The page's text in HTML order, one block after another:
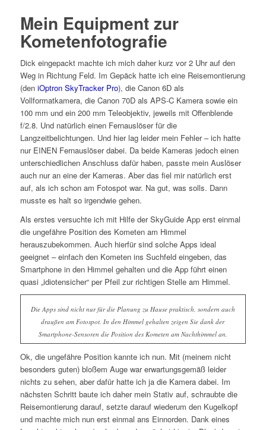
Mein Equipment zur
Kometenfotografie
Dick eingepackt machte ich mich daher kurz vor 2 Uhr auf den
Weg in Richtung Feld. Im Gepäck hatte ich eine Reisemontierung
(den iOptron SkyTracker Pro), die Canon 6D als
Vollformatkamera, die Canon 70D als APS-C Kamera sowie ein
100 mm und ein 200 mm Teleobjektiv, jeweils mit Offenblende
f/2.8. Und natürlich einen Fernauslöser für die
Langzeitbelichtungen. Und hier lag leider mein Fehler – ich hatte
nur EINEN Fernauslöser dabei. Da beide Kameras jedoch einen
unterschiedlichen Anschluss dafür haben, passte mein Auslöser
auch nur an eine der Kameras. Aber das fiel mir natürlich erst
auf, als ich schon am Fotospot war. Na gut, was solls. Dann
musste es halt so irgendwie gehen.
Als erstes versuchte ich mit Hilfe der SkyGuide App erst einmal
die ungefähre Position des Kometen am Himmel
herauszubekommen. Auch hierfür sind solche Apps ideal
geeignet – einfach den Kometen ins Suchfeld eingeben, das
Smartphone in den Himmel gehalten und die App führt einen
quasi „idiotensicher“ per Pfeil zur richtigen Stelle am Himmel.
Die Apps sind nicht nur für die Planung zu Hause praktisch, sondern auch
draußen am Fotospot. In den Himmel gehalten zeigen Sie dank der
Smartphone-Sensoren die Position des Kometen am Nachthimmel an.
Ok, die ungefähre Position kannte ich nun. Mit (meinem nicht
besonders guten) bloßem Auge war erwartungsgemäß leider
nichts zu sehen, aber dafür hatte ich ja die Kamera dabei. Im
nächsten Schritt baute ich daher mein Stativ auf, schraubte die
Reisemontierung darauf, setzte darauf wiederum den Kugelkopf
und machte mich nun erst einmal ans Einnorden. Dank eines